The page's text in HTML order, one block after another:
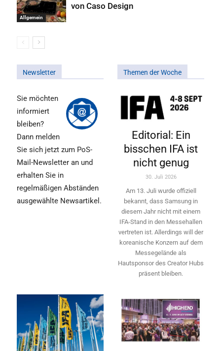
Allgemein
von Caso Design
Newsletter
Sie möchten
informiert
bleiben?
Dann melden
Sie sich jetzt zum PoS-
Mail-Newsletter an und
erhalten Sie in
regelmäßigen Abständen
ausgewählte Newsartikel.
Themen der Woche
Editorial: Ein
bisschen IFA ist
nicht genug
30. Juli 2026
Am 13. Juli wurde offiziell
bekannt, dass Samsung in
diesem Jahr nicht mit einem
IFA-Stand in den Messehallen
vertreten ist. Allerdings will ­der
koreanische Konzern auf dem
Messegelände als
Hautsponsor des Creator Hubs
präsent bleiben.